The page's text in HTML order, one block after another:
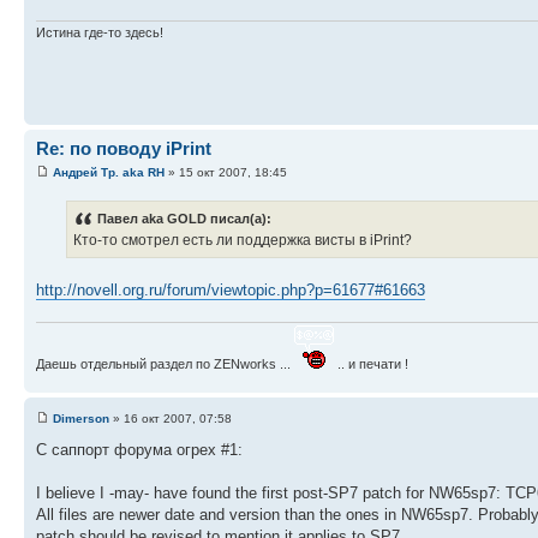
Истина где-то здесь!
Re: по поводу iPrint
Андрей Тр. aka RH » 15 окт 2007, 18:45
Павел aka GOLD писал(а):
Кто-то смотрел есть ли поддержка висты в iPrint?
http://novell.org.ru/forum/viewtopic.php?p=61677#61663
Даешь отдельный раздел по ZENworks ... .. и печати !
Dimerson » 16 окт 2007, 07:58
C саппорт форума огрех #1:
I believe I -may- have found the first post-SP7 patch for NW65sp7:
All files are newer date and version than the ones in NW65sp7.